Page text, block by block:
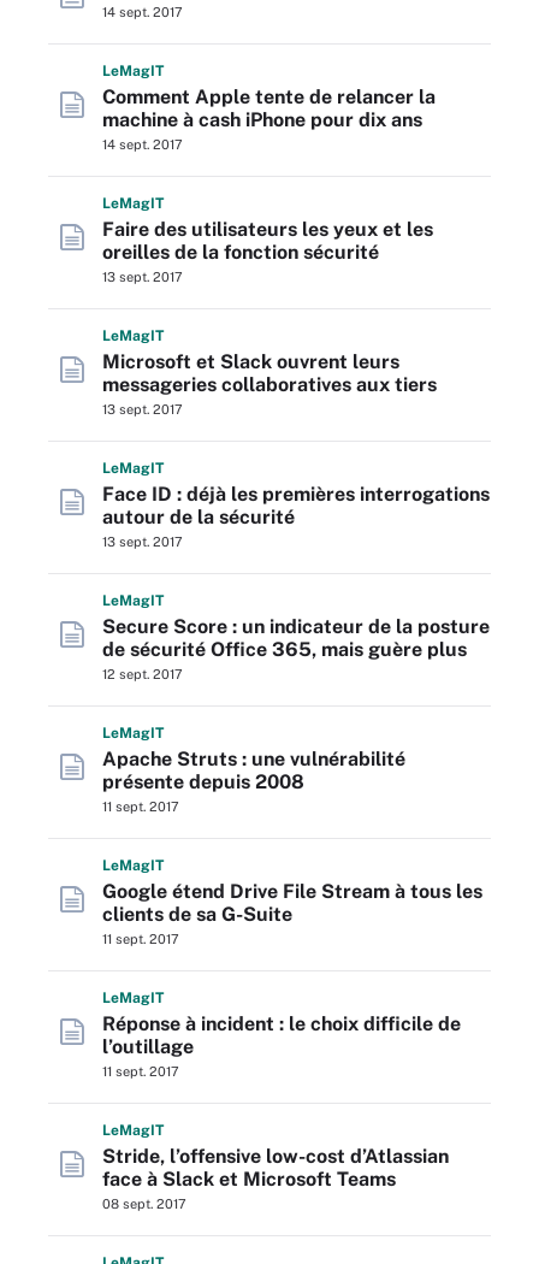
14 sept. 2017
LeMagIT
Comment Apple tente de relancer la
machine à cash iPhone pour dix ans
14 sept. 2017
LeMagIT
Faire des utilisateurs les yeux et les
oreilles de la fonction sécurité
13 sept. 2017
LeMagIT
Microsoft et Slack ouvrent leurs
messageries collaboratives aux tiers
13 sept. 2017
LeMagIT
Face ID : déjà les premières interrogations
autour de la sécurité
13 sept. 2017
LeMagIT
Secure Score : un indicateur de la posture
de sécurité Office 365, mais guère plus
12 sept. 2017
LeMagIT
Apache Struts : une vulnérabilité
présente depuis 2008
11 sept. 2017
LeMagIT
Google étend Drive File Stream à tous les
clients de sa G-Suite
11 sept. 2017
LeMagIT
Réponse à incident : le choix difficile de
l’outillage
11 sept. 2017
LeMagIT
Stride, l’offensive low-cost d’Atlassian
face à Slack et Microsoft Teams
08 sept. 2017